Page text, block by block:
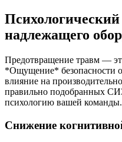
надлежащего
Предотвращение травм —
*Ощущение* безопасности
влияние на
правильно подобранных
психологию вашей команды.
Снижение